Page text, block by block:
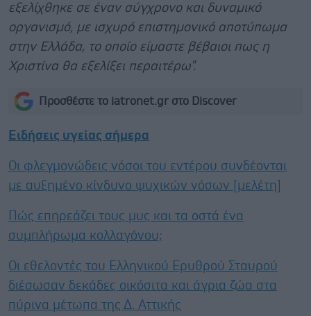
εξελίχθηκε σε έναν σύγχρονο και δυναμικό
οργανισμό, με ισχυρό επιστημονικό αποτύπωμα
στην Ελλάδα, το οποίο είμαστε βέβαιοι πως η
Χριστίνα θα εξελίξει περαιτέρω".
Προσθέστε το iatronet.gr στο Discover
Ειδήσεις υγείας σήμερα
Οι φλεγμονώδεις νόσοι του εντέρου συνδέονται
με αυξημένο κίνδυνο ψυχικών νόσων [μελέτη]
Πώς επηρεάζει τους μυς και τα οστά ένα
συμπλήρωμα κολλαγόνου;
Οι εθελοντές του Ελληνικού Ερυθρού Σταυρού
διέσωσαν δεκάδες οικόσιτα και άγρια ζώα στα
πύρινα μέτωπα της Δ. Αττικής